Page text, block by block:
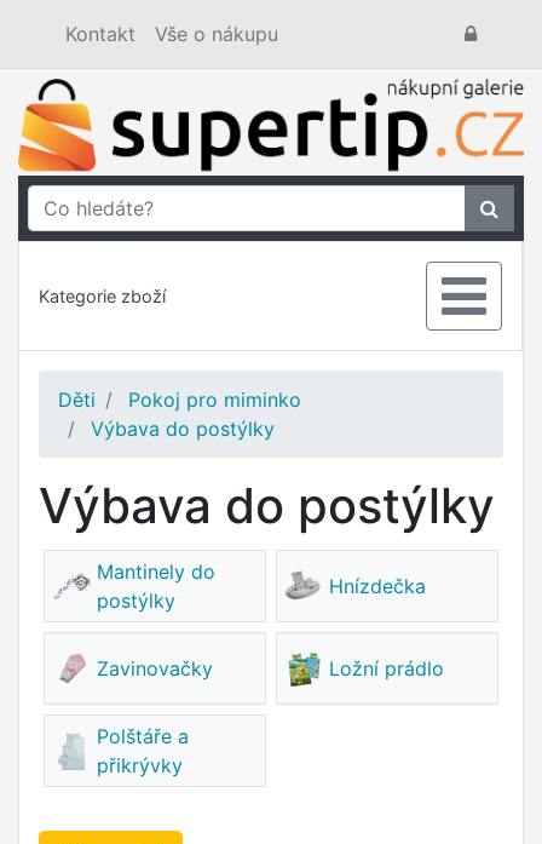
Kontakt Vše o nákupu
Kategorie zboží
Děti
Pokoj pro miminko
Výbava do postýlky
Výbava do postýlky
Mantinely do
postýlky
Hnízdečka
Zavinovačky Ložní prádlo
Polštáře a
přikrývky